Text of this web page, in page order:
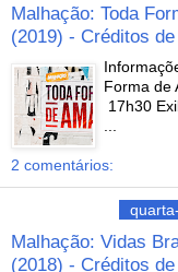
Malhação: Toda
(2019) - Créditos
Forma de
17h30
...
2 comentários:
Malhação: Vidas
(2018) - Créditos